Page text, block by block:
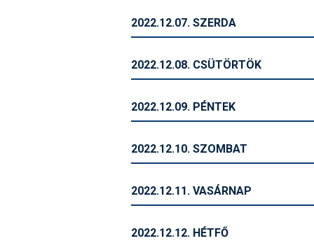
2022.12.07. SZERDA
2022.12.08. CSÜTÖRTÖK
2022.12.09. PÉNTEK
2022.12.10. SZOMBAT
2022.12.11. VASÁRNAP
2022.12.12. HÉTFŐ